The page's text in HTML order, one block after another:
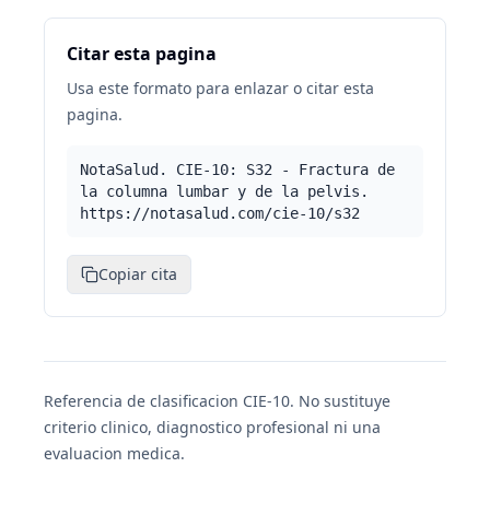
Citar esta pagina
Usa este formato para enlazar o citar esta
pagina.
NotaSalud. CIE-10: S32 - Fractura de
la columna lumbar y de la pelvis.
https://notasalud.com/cie-10/s32
Copiar cita
Referencia de clasificacion CIE-10. No sustituye
criterio clinico, diagnostico profesional ni una
evaluacion medica.